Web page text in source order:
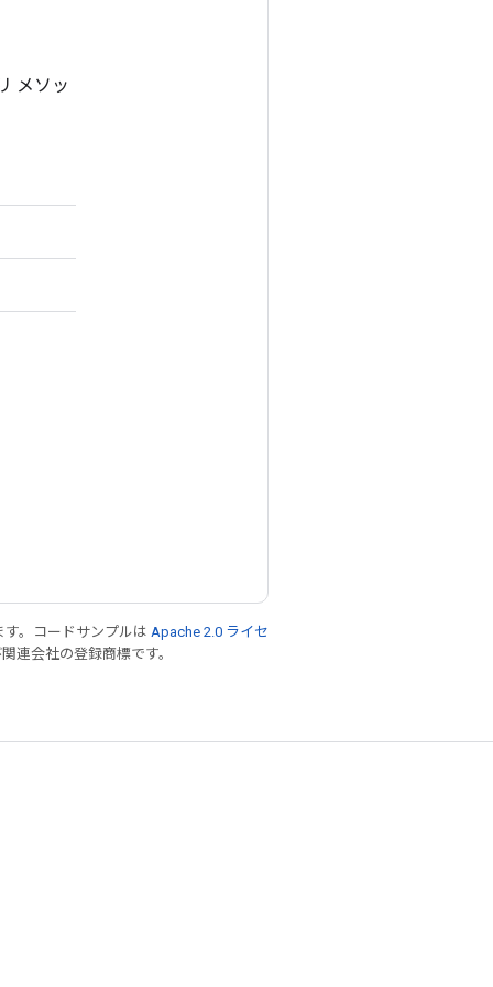
メソッ
。コードサンプルは Apache 2.0 ライセ
連会社の登録商標です。